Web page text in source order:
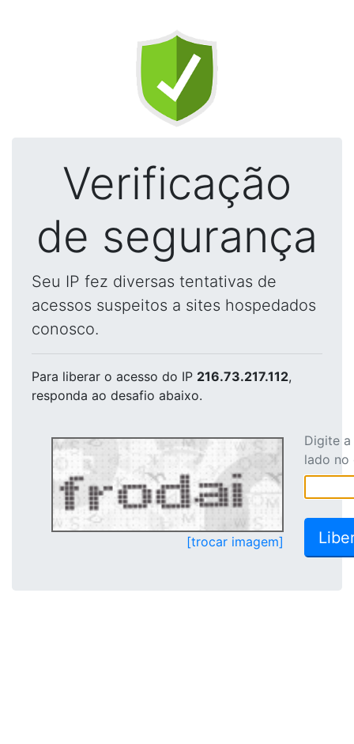
Verificação
de segurança
Seu IP fez diversas tentativas de
acessos suspeitos a sites hospedados
conosco.
Para liberar o acesso do IP 216.73.217.112,
responda ao desafio abaixo.
[trocar imagem]
Digite
lado no